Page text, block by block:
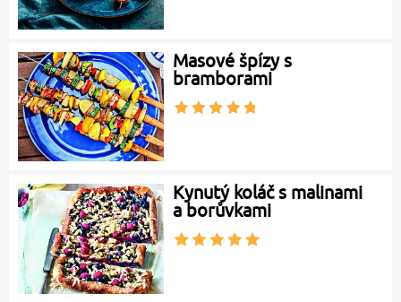
Masové špízy s
bramborami
Kynutý koláč s malinami
a borůvkami